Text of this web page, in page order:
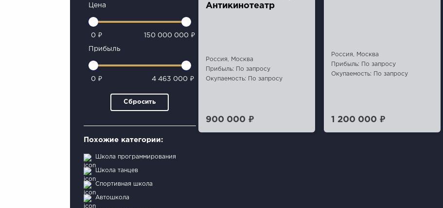
Цена
0 ₽ 150 000 000 ₽
Прибыль
0 ₽ 4 463 000 ₽
Сбросить
Похожие категории:
Школа программирования
Школа танцев
Спортивная школа
Автошкола
Антикинотеатр
Россия, Москва
Прибыль: По запросу
Окупаемость: По запросу
900 000 ₽
Россия, Москва
Прибыль: По запросу
Окупаемость: По запросу
1 200 000 ₽